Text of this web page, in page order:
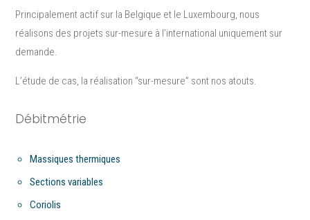
Principalement actif sur la Belgique et le Luxembourg, nous
réalisons des projets sur-mesure à l’international uniquement sur
demande.
L’étude de cas, la réalisation “sur-mesure”​ sont nos atouts.
Débitmétrie
Massiques thermiques
Sections variables
Coriolis